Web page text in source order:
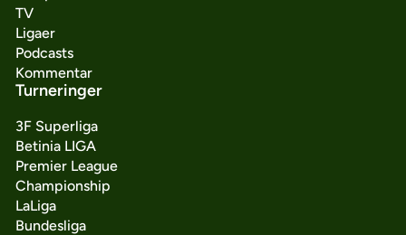
TV
Ligaer
Podcasts
Kommentar
Turneringer
3F Superliga
Betinia LIGA
Premier League
Championship
LaLiga
Bundesliga